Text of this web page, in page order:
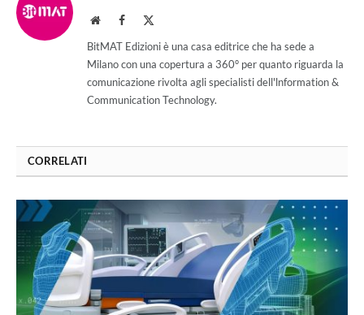
WebsiteFacebook
BitMAT Edizioni è una casa editrice che ha sede a
Milano con una copertura a 360° per quanto riguarda la
comunicazione rivolta agli specialisti dell'lnformation &
Communication Technology.
CORRELATI